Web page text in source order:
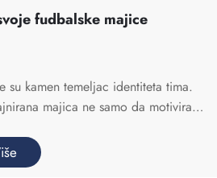
fudbalske majice
su kamen temeljac identiteta tima.
majica ne samo da motivira
jedinstva i ponosa. Ako ste željni
fudbalski dž...